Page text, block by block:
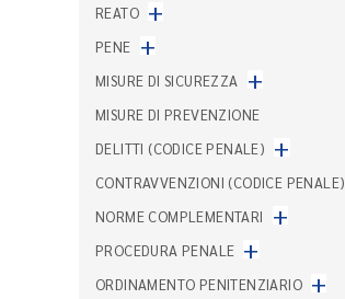
REATO +
PENE +
MISURE DI SICUREZZA +
MISURE DI PREVENZIONE
DELITTI (CODICE PENALE) +
CONTRAVVENZIONI (CODICE PENALE)
NORME COMPLEMENTARI
+
PROCEDURA PENALE +
ORDINAMENTO PENITENZIARIO +